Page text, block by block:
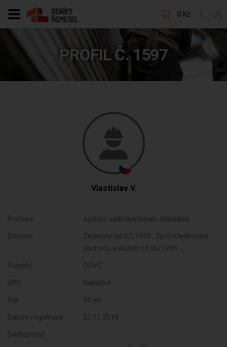
0 Kč
PROFIL Č. 1597
Vlastislav V.
Profese: zedníci, sádrokartonáři, obkladači
Živnosti:
Zednictví od 07/1992 , Zprostředkování
obchodu a služeb od 06/1995
Subjekt: OSVČ
DPH: Neplátce
Věk: 56 let
Datum registrace: 27.11.2014
Dostupnost: